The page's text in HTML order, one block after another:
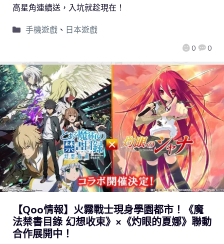
0 0
高星角連續送，入坑就趁現在！
手機遊戲、 日本遊戲
【Qoo情報】火霧戰士現身學園都市！《魔
法禁書目錄 幻想收束》×《灼眼的夏娜》聯動
合作展開中！